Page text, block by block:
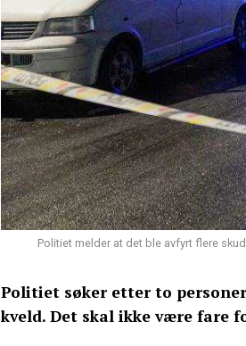
Politiet melder at det ble avfyrt flere
Politiet søker etter to
kveld. Det skal ikke være fare